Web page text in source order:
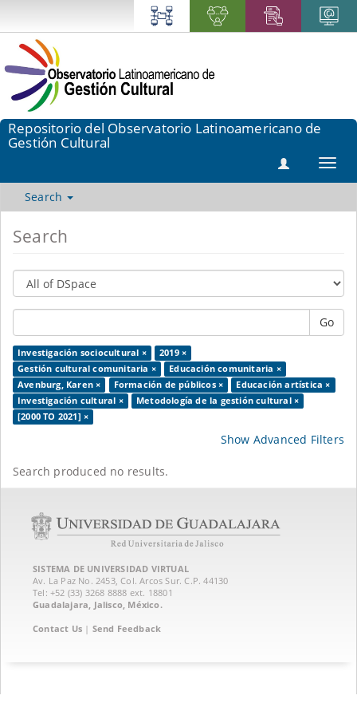
Repositorio del Observatorio Latinoamericano de
Gestión Cultural
Search
Search
Go
Investigación sociocultural ×
2019 ×
Gestión cultural comunitaria ×
Educación comunitaria ×
Avenburg, Karen ×
Formación de públicos ×
Educación artística ×
Investigación cultural ×
Metodología de la gestión cultural ×
[2000 TO 2021] ×
Show Advanced Filters
Search produced no results.
SISTEMA DE UNIVERSIDAD VIRTUAL
Av. La Paz No. 2453, Col. Arcos Sur. C.P. 44130
Tel: +52 (33) 3268 8888‏ ext. 18801
Guadalajara, Jalisco, México.
Contact Us | Send Feedback